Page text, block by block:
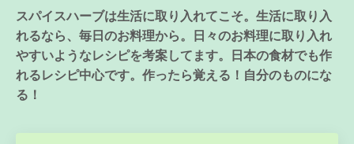
スパイスハーブは生活に取り入れてこそ。生活に取り入
れるなら、毎日のお料理から。日々のお料理に取り入れ
やすいようなレシピを考案してます。日本の食材でも作
れるレシピ中心です。作ったら覚える！自分のものにな
る！